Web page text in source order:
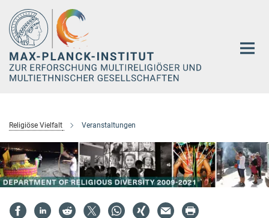
Hauptinhalt
Religiöse Vielfalt Veranstaltungen